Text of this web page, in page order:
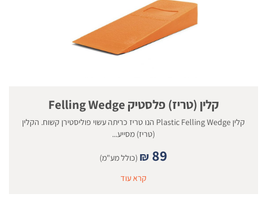
קלין (טריז) פלסטיק Felling Wedge
קלין Plastic Felling Wedge הנו טריז כריתה עשוי פוליסטירן קשוח. הקלין
(טריז) מסייע...
₪ 89
(כולל מע"מ)
קרא עוד